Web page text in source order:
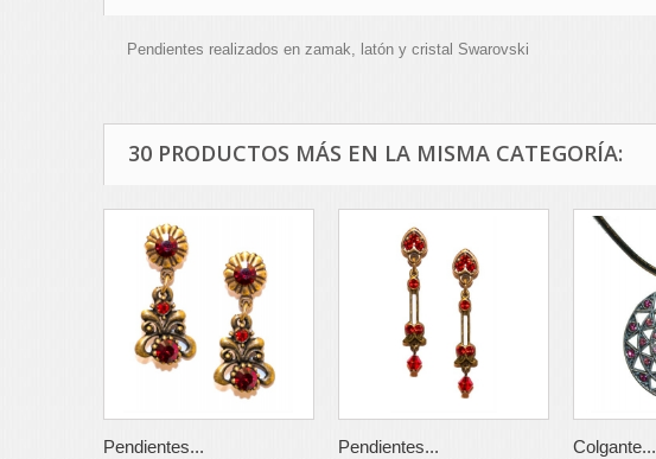
Pendientes realizados en zamak, latón y cristal Swarovski
30 PRODUCTOS MÁS EN LA MISMA CATEGORÍA:
Pendientes... Pendientes... Colgante...